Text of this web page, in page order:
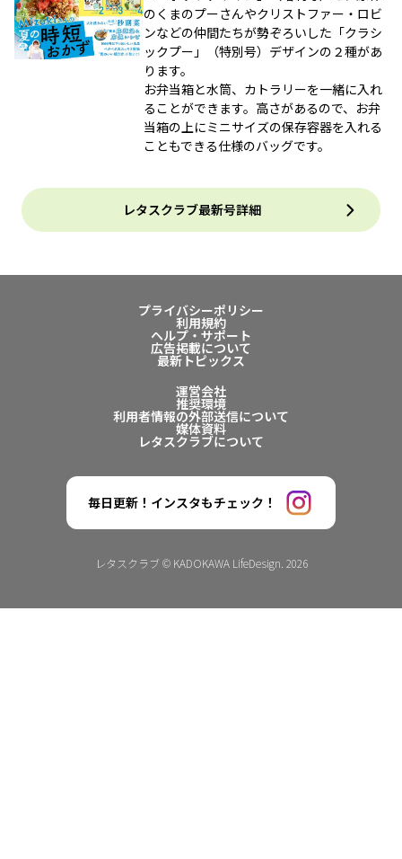
のくまのプーさんやクリストファー・ロビ
ンなどの仲間たちが勢ぞろいした「クラシ
ックプー」（特別号）デザインの２種があ
ります。
お弁当箱と水筒、カトラリーを一緒に入れ
ることができます。高さがあるので、お弁
当箱の上にミニサイズの保存容器を入れる
こともできる仕様のバッグです。
レタスクラブ最新号詳細
プライバシーポリシー
利用規約
ヘルプ・サポート
広告掲載について
最新トピックス
運営会社
推奨環境
利用者情報の外部送信について
媒体資料
レタスクラブについて
毎日更新！インスタもチェック！
レタスクラブ © KADOKAWA LifeDesign. 2026